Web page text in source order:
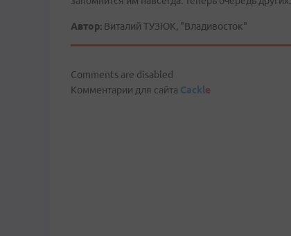
Автор: Виталий ТУЗЮК, "Владивосток"
Comments are disabled
Комментарии для сайта Cackle